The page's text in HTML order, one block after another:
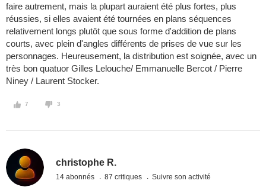
faire autrement, mais la plupart auraient été plus fortes, plus
réussies, si elles avaient été tournées en plans séquences
relativement longs plutôt que sous forme d'addition de plans
courts, avec plein d'angles différents de prises de vue sur les
personnages. Heureusement, la distribution est soignée, avec un
très bon quatuor Gilles Lelouche/ Emmanuelle Bercot / Pierre
Niney / Laurent Stocker.
7 3
christophe R.
14 abonnés 87 critiques Suivre son activité